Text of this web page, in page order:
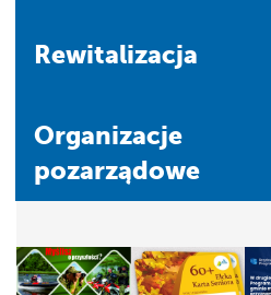
Rewitalizacja
Organizacje
pozarządowe